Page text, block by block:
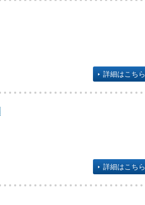
詳細はこちら
詳細はこちら